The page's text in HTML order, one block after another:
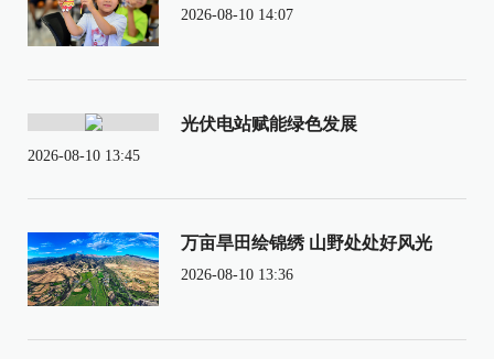
2026-08-10 14:07
光伏电站赋能绿色发展
2026-08-10 13:45
万亩旱田绘锦绣 山野处处好风光
2026-08-10 13:36